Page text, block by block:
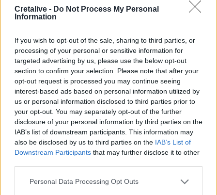
Cretalive - Do Not Process My Personal
Information
If you wish to opt-out of the sale, sharing to third parties, or
processing of your personal or sensitive information for
targeted advertising by us, please use the below opt-out
section to confirm your selection. Please note that after your
opt-out request is processed you may continue seeing
interest-based ads based on personal information utilized by
us or personal information disclosed to third parties prior to
your opt-out. You may separately opt-out of the further
disclosure of your personal information by third parties on the
IAB’s list of downstream participants. This information may
also be disclosed by us to third parties on the IAB’s List of
Downstream Participants that may further disclose it to other
Personal Data Processing Opt Outs
13:03
Βίντεο: Μεθυσμένη σκότωσε νύφη λίγες ώρες μετά τον
13:02
Νέες ειδικότητες στη Σχολή Ανώτερης Επαγγελματικής
Κατάρτισης Χανίων
13:00
Τουρισμός για Όλους 2026: Άνοιξε η πλατφόρμα για τα
ΑΦΜ που λήγουν σε 7 ή 8
12:54
Κάλεσα σε σύσκεψη για το πρώην Λατομείο Ανώπολης
12:46
των Αγίων Ισιδώρων